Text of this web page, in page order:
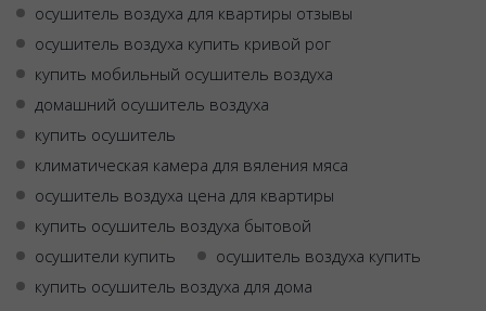
осушитель воздуха для квартиры отзывы
осушитель воздуха купить кривой рог
купить мобильный осушитель воздуха
домашний осушитель воздуха
купить осушитель
климатическая камера для вяления мяса
осушитель воздуха цена для квартиры
купить осушитель воздуха бытовой
осушители купить
осушитель воздуха купить
купить осушитель воздуха для дома